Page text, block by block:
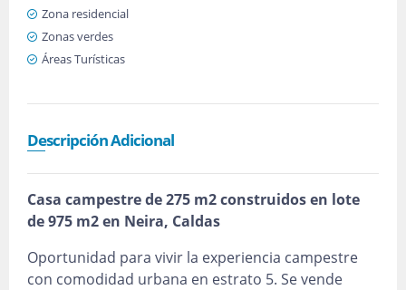
Zona residencial
Zonas verdes
Áreas Turísticas
Descripción Adicional
Casa campestre de 275 m2 construidos en lote
de 975 m2 en Neira, Caldas
Oportunidad para vivir la experiencia campestre
con comodidad urbana en estrato 5. Se vende